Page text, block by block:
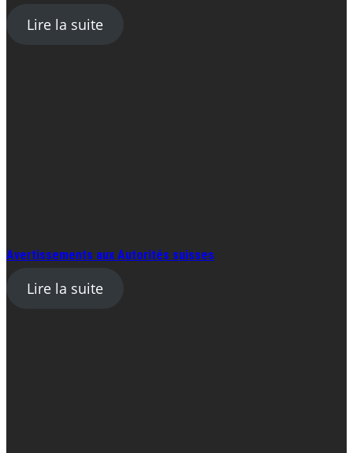
Lire la suite
Avertissements aux Autorités suisses
Lire la suite